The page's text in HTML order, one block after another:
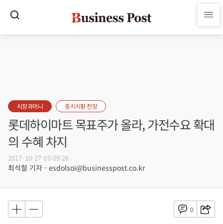
시장과머니 증시시황·전망
롯데하이마트 목표주가 올라, 가전수요 확대
의 수혜 차지
2017-10-27 09:09:26
최석철 기자 - esdolsoi@businesspost.co.kr
0